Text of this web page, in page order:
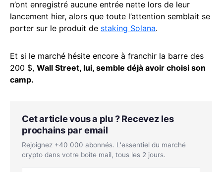
n’ont enregistré aucune entrée nette lors de leur
lancement hier, alors que toute l’attention semblait se
porter sur le produit de staking Solana.
Et si le marché hésite encore à franchir la barre des
200 $, Wall Street, lui, semble déjà avoir choisi son
camp.
Cet article vous a plu ? Recevez les
prochains par email
Rejoignez +40 000 abonnés. L'essentiel du marché
crypto dans votre boîte mail, tous les 2 jours.